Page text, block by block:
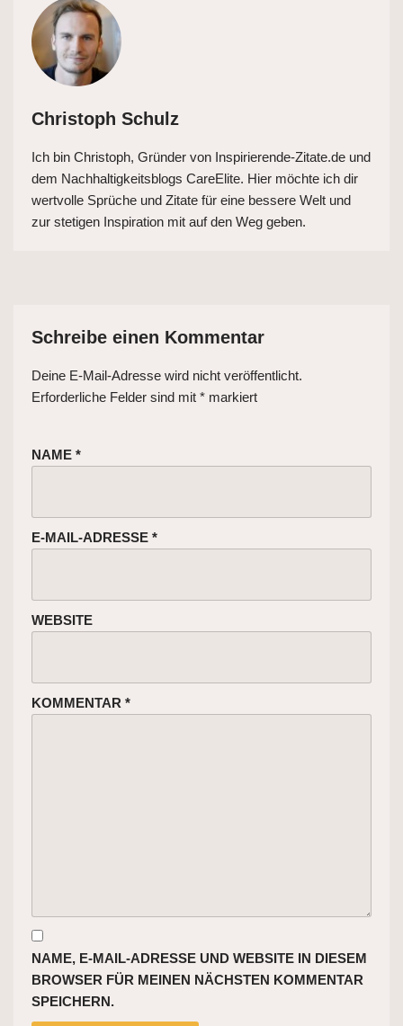
Christoph Schulz
Ich bin Christoph, Gründer von Inspirierende-Zitate.de und
dem Nachhaltigkeitsblogs CareElite. Hier möchte ich dir
wertvolle Sprüche und Zitate für eine bessere Welt und
zur stetigen Inspiration mit auf den Weg geben.
Schreibe einen Kommentar
Deine E-Mail-Adresse wird nicht veröffentlicht.
Erforderliche Felder sind mit * markiert
NAME *
E-MAIL-ADRESSE *
WEBSITE
KOMMENTAR *
NAME, E-MAIL-ADRESSE UND WEBSITE IN DIESEM
BROWSER FÜR MEINEN NÄCHSTEN KOMMENTAR
SPEICHERN.